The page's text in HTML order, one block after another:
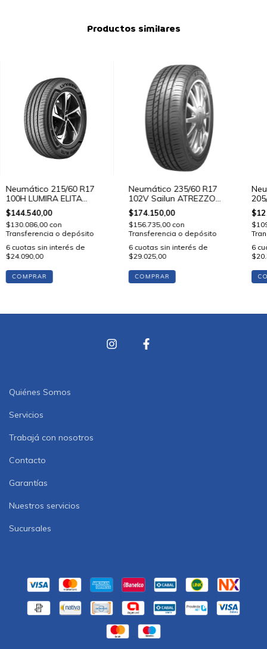
Productos similares
Neumático 215/60 R17
100H LUMIRA ELITA
Lykeen
$144.540,00
$130.086,00 con
Transferencia o depósito
6 cuotas sin interés de
$24.090,00
COMPRAR
Neumático 235/60 R17
102V Sailun ATREZZO
ELITE
$174.150,00
$156.735,00 con
Transferencia o depósito
6 cuotas sin interés de
$29.025,00
COMPRAR
6
Quiénes Somos
Servicios
Trabajá con nosotros
Contacto
Garantías
Nuestros servicios
Sucursales